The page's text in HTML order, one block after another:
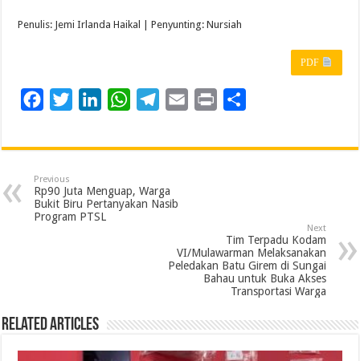
Penulis: Jemi Irlanda Haikal | Penyunting: Nursiah
PDF
c
b
o
i
t
e
n
e
d
W
a
s
A
l
g
r
a
i
a
Previous
Rp90 Juta Menguap, Warga
Bukit Biru Pertanyakan Nasib
Program PTSL
Next
Tim Terpadu Kodam
VI/Mulawarman Melaksanakan
Peledakan Batu Girem di Sungai
Bahau untuk Buka Akses
Transportasi Warga
Related Articles